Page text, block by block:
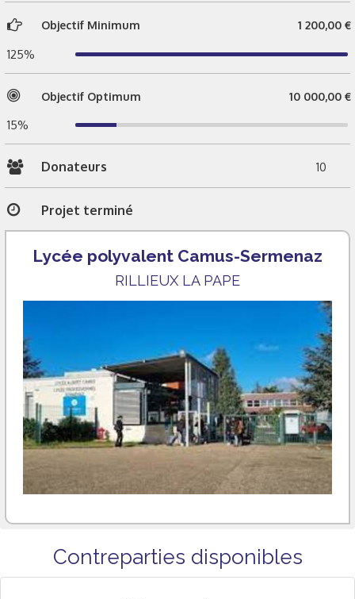
Objectif Minimum 1 200,00 €
125%
Objectif Optimum 10 000,00 €
15%
Donateurs 10
Projet terminé
Lycée polyvalent Camus-Sermenaz
RILLIEUX LA PAPE
Contreparties disponibles